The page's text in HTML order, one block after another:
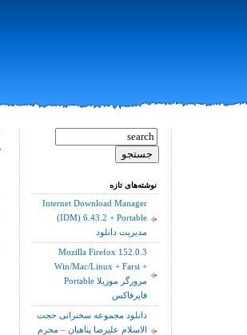
نوشته‌های تازه
Internet Download Manager
(IDM) 6.43.2 + Portable
مدیریت دانلود
Mozilla Firefox 152.0.3
Win/Mac/Linux + Farsi +
Portable مرورگر موزیلا
فایرفاکس
دانلود مجموعه سخنرانی حجت
الاسلام علیرضا پناهیان – محرم